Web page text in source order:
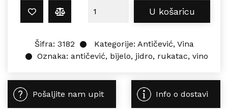
Antičević RUKATAC JIDRO 0,75L
U košaricu
Šifra: 3182 Kategorije: Antičević, Vina
Oznaka: antičević, bijelo, jidro, rukatac, vino
Pošaljite nam upit Info o dostavi